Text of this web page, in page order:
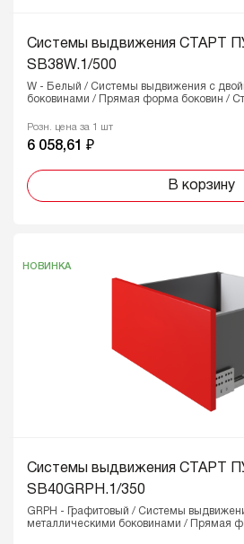
Системы выдвижения СТАРТ
SB38W.1/500
W - Белый / Системы выдвижения с
боковинами / Прямая форма боковин /
Розн. цена за 1 шт
6 058,61 ₽
В корзину
НОВИНКА
Системы выдвижения СТАРТ
SB40GRPH.1/350
GRPH - Графитовый / Системы
металлическими боковинами / Прямая